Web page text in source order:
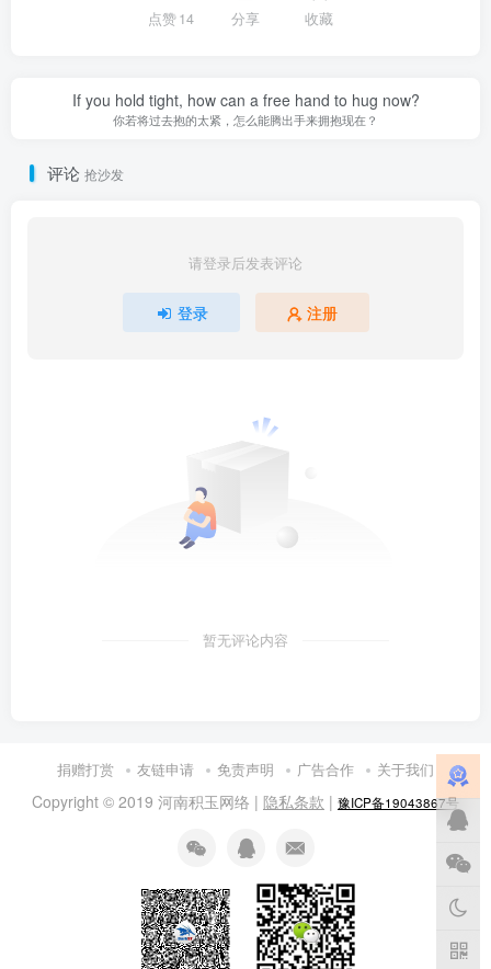
点赞14 分享 收藏
If you hold tight, how can a free hand to hug now?
你若将过去抱的太紧，怎么能腾出手来拥抱现在？
评论 抢沙发
请登录后发表评论
登录 注册
暂无评论内容
捐赠打赏 友链申请 免责声明 广告合作 关于我们
Copyright © 2019 河南积玉网络 | 隐私条款 | 豫ICP备19043867号